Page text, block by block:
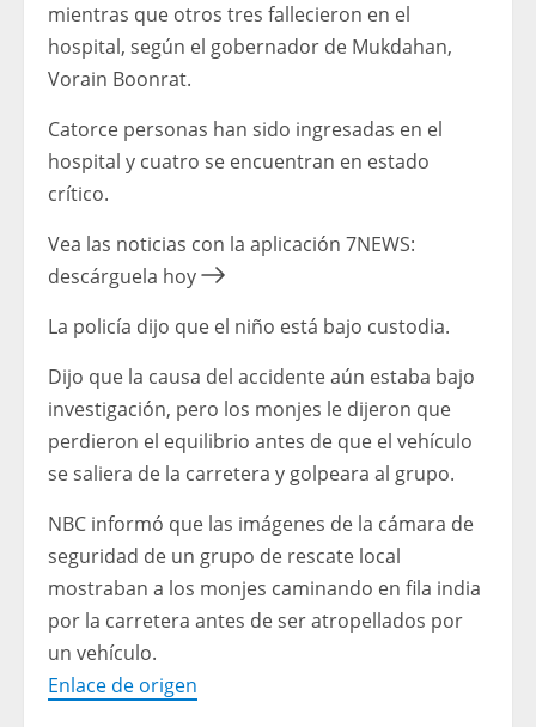
mientras que otros tres fallecieron en el
hospital, según el gobernador de Mukdahan,
Vorain Boonrat.
Catorce personas han sido ingresadas en el
hospital y cuatro se encuentran en estado
crítico.
Vea las noticias con la aplicación 7NEWS:
descárguela hoy
La policía dijo que el niño está bajo custodia.
Dijo que la causa del accidente aún estaba bajo
investigación, pero los monjes le dijeron que
perdieron el equilibrio antes de que el vehículo
se saliera de la carretera y golpeara al grupo.
NBC informó que las imágenes de la cámara de
seguridad de un grupo de rescate local
mostraban a los monjes caminando en fila india
por la carretera antes de ser atropellados por
un vehículo.
Enlace de origen